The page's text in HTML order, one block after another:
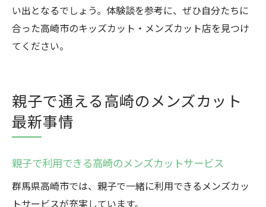
い出となるでしょう。体験談を参考に、ぜひ自分たちに
合った高崎市のキッズカット・メンズカット店を見つけ
てください。
親子で通える高崎のメンズカット
最新事情
親子で利用できる高崎のメンズカットサービス
群馬県高崎市では、親子で一緒に利用できるメンズカッ
トサービスが充実しています。